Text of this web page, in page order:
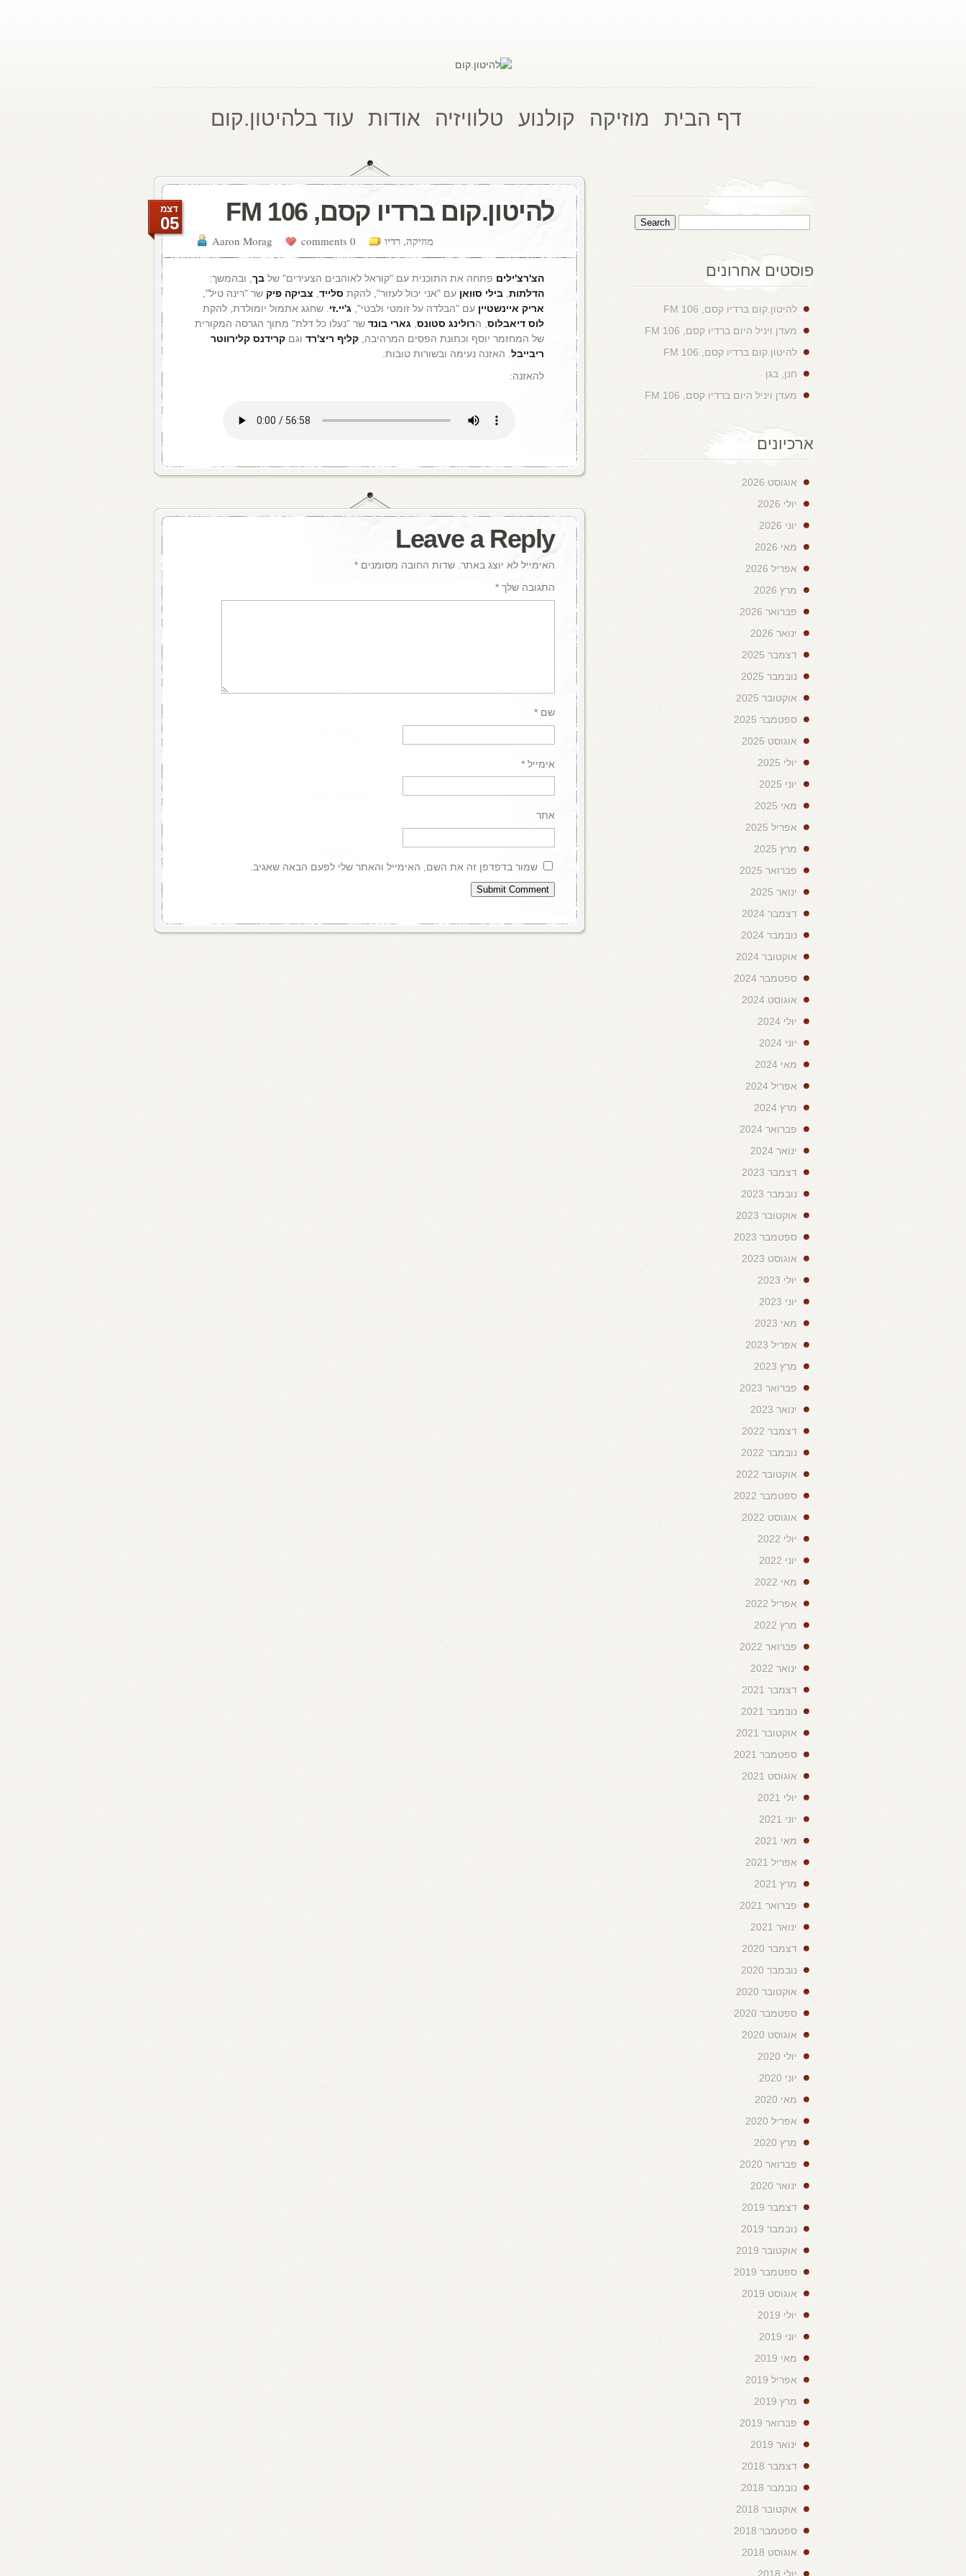
דף הבית מוזיקה קולנוע טלוויזיה אודות עוד בלהיטון.קום
להיטון.קום ברדיו קסם, 106 FM
Aaron Morag 0 comments מוזיקה, רדיו
דצמ
05
הצ'רצ'ילים פתחה את התוכנית עם "קוראל לאוהבים הצעירים" של בך , ובהמשך:
הדלתות בילי סוואן עם "אני יכול לעזור", להקת סלייד צביקה פיק שר "רינה טיל",
אריק איינשטיין עם "הבלדה על זומטי ולבטי", ג'יי.זי . שחגג אתמול יומולדת, להקת
לוס דיאבלוס , הרולינג סטונס גארי בונד שר "נעלו כל דלת" מתוך הגרסה המקורית
של המחזמר יוסף וכתונת הפסים המרהיבה, קליף ריצ'רד וגם קרידנס קלירווטר
ריבייבל . האזנה נעימה ובשורות טובות.
להאזנה:
Leave a Reply
האימייל לא יוצג באתר. שדות החובה מסומנים *
התגובה שלך *
שם *
אימייל *
אתר
שמור בדפדפן זה את השם, האימייל והאתר שלי לפעם הבאה שאגיב.
פוסטים אחרונים
להיטון.קום ברדיו קסם, 106 FM
מעדן ויניל היום ברדיו קסם, 106 FM
להיטון.קום ברדיו קסם, 106 FM
חנן, בגן
מעדן ויניל היום ברדיו קסם, 106 FM
ארכיונים
אוגוסט 2026
יולי 2026
יוני 2026
מאי 2026
אפריל 2026
מרץ 2026
פברואר 2026
ינואר 2026
דצמבר 2025
נובמבר 2025
אוקטובר 2025
ספטמבר 2025
אוגוסט 2025
יולי 2025
יוני 2025
מאי 2025
אפריל 2025
מרץ 2025
פברואר 2025
ינואר 2025
דצמבר 2024
נובמבר 2024
אוקטובר 2024
ספטמבר 2024
אוגוסט 2024
יולי 2024
יוני 2024
מאי 2024
אפריל 2024
מרץ 2024
פברואר 2024
ינואר 2024
דצמבר 2023
נובמבר 2023
אוקטובר 2023
ספטמבר 2023
אוגוסט 2023
יולי 2023
יוני 2023
מאי 2023
אפריל 2023
מרץ 2023
פברואר 2023
ינואר 2023
דצמבר 2022
נובמבר 2022
אוקטובר 2022
ספטמבר 2022
אוגוסט 2022
יולי 2022
יוני 2022
מאי 2022
אפריל 2022
מרץ 2022
פברואר 2022
ינואר 2022
דצמבר 2021
נובמבר 2021
אוקטובר 2021
ספטמבר 2021
אוגוסט 2021
יולי 2021
יוני 2021
מאי 2021
אפריל 2021
מרץ 2021
פברואר 2021
ינואר 2021
דצמבר 2020
נובמבר 2020
אוקטובר 2020
ספטמבר 2020
אוגוסט 2020
יולי 2020
יוני 2020
מאי 2020
אפריל 2020
מרץ 2020
פברואר 2020
ינואר 2020
דצמבר 2019
נובמבר 2019
אוקטובר 2019
ספטמבר 2019
אוגוסט 2019
יולי 2019
יוני 2019
מאי 2019
אפריל 2019
מרץ 2019
פברואר 2019
ינואר 2019
דצמבר 2018
נובמבר 2018
אוקטובר 2018
ספטמבר 2018
אוגוסט 2018